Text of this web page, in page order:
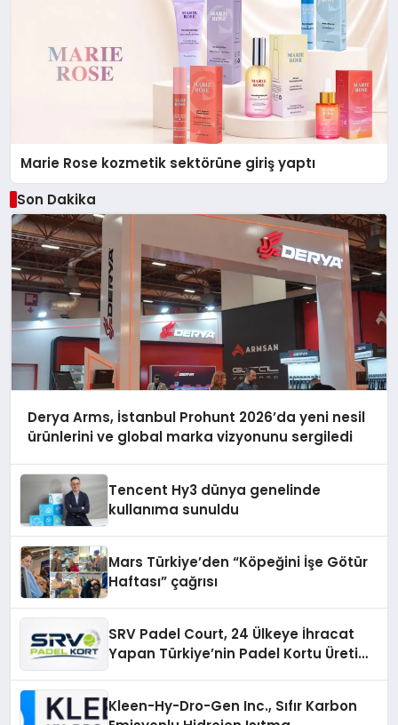
Marie Rose kozmetik sektörüne giriş yaptı
Son Dakika
Derya Arms, İstanbul Prohunt 2026’da yeni nesil
ürünlerini ve global marka vizyonunu sergiledi
Tencent Hy3 dünya genelinde
kullanıma sunuldu
Mars Türkiye’den “Köpeğini İşe Götür
Haftası” çağrısı
SRV Padel Court, 24 Ülkeye İhracat
Yapan Türkiye’nin Padel Kortu Üretim
Kleen-Hy-Dro-Gen Inc., Sıfır Karbon